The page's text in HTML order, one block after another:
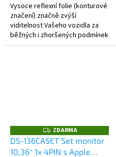
Vysoce reflexní folie (konturové
značení) značně zvýší
viditelnost Vašeho vozidla za
běžných i zhoršených podmínek
viditelnosti. Oproti tir07
Z
D
A
R
ZDARMA
DS-136CASET Set monitor
10,36" 1x 4PIN s Apple